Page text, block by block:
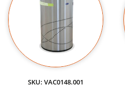
SKU: VAC0148.001